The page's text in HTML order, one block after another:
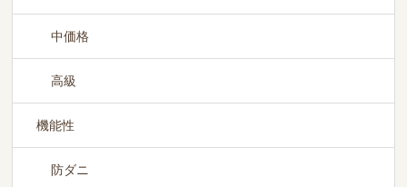
中価格
高級
機能性
防ダニ